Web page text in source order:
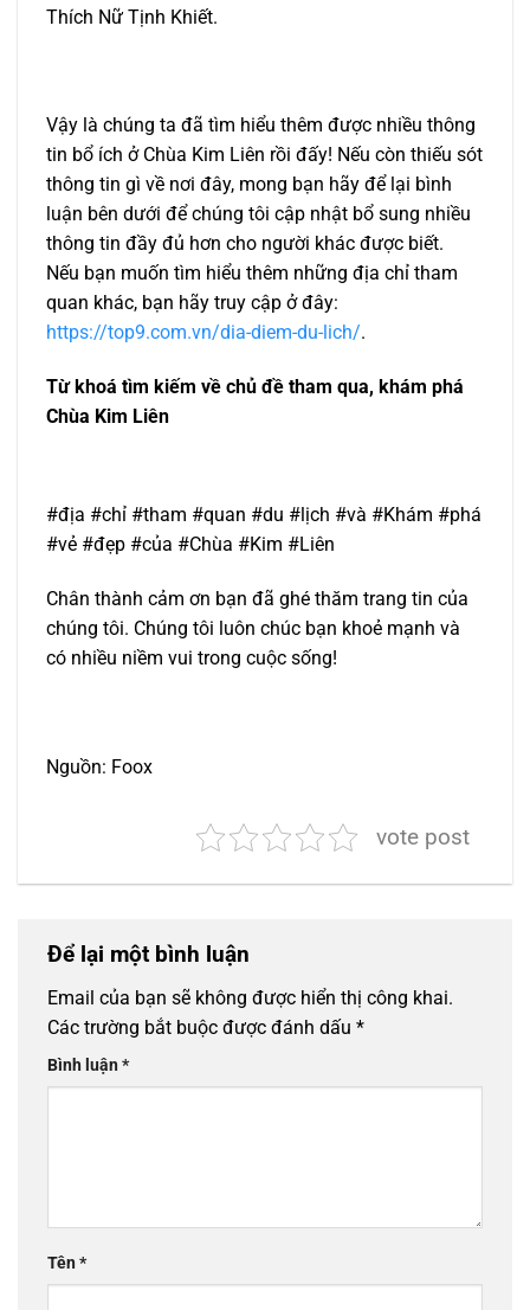
Thích Nữ Tịnh Khiết.
Vậy là chúng ta đã tìm hiểu thêm được nhiều thông
tin bổ ích ở Chùa Kim Liên rồi đấy! Nếu còn thiếu sót
thông tin gì về nơi đây, mong bạn hãy để lại bình
luận bên dưới để chúng tôi cập nhật bổ sung nhiều
thông tin đầy đủ hơn cho người khác được biết.
Nếu bạn muốn tìm hiểu thêm những địa chỉ tham
quan khác, bạn hãy truy cập ở đây:
https://top9.com.vn/dia-diem-du-lich/.
Từ khoá tìm kiếm về chủ đề tham qua, khám phá
Chùa Kim Liên
#địa #chỉ #tham #quan #du #lịch #và #Khám #phá
#vẻ #đẹp #của #Chùa #Kim #Liên
Chân thành cảm ơn bạn đã ghé thăm trang tin của
chúng tôi. Chúng tôi luôn chúc bạn khoẻ mạnh và
có nhiều niềm vui trong cuộc sống!
Nguồn: Foox
vote post
Để lại một bình luận
Email của bạn sẽ không được hiển thị công khai.
Các trường bắt buộc được đánh dấu *
Bình luận*
Tên*